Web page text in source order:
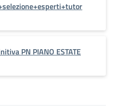
PN PIANO ESTATE